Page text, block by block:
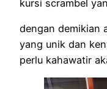
kursi scrambel
dengan demikian
yang unik dan
perlu kahawatir